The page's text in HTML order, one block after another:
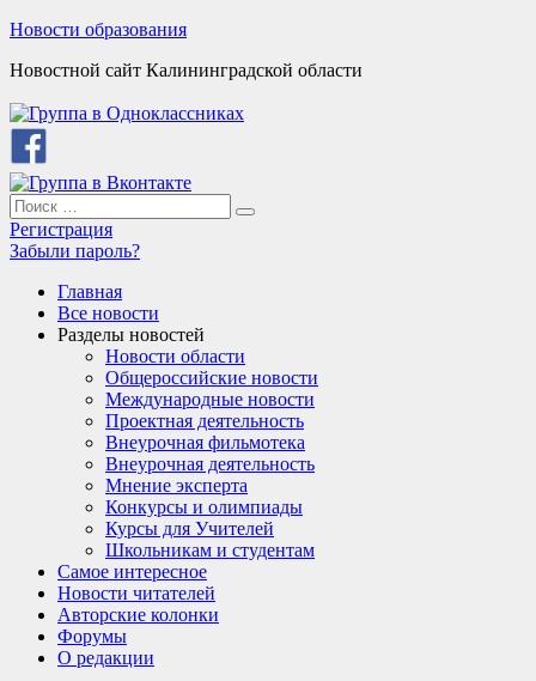
Skip
content
Новости образования
Новостной сайт Калининградской области
Search
for:
Search
Регистрация
Забыли пароль?
Главная
Все новости
Разделы новостей
Новости области
Общероссийские новости
Международные новости
Проектная деятельность
Внеурочная фильмотека
Внеурочная деятельность
Мнение эксперта
Конкурсы и олимпиады
Курсы для Учителей
Школьникам и студентам
Самое интересное
Новости читателей
Авторские колонки
Форумы
О редакции